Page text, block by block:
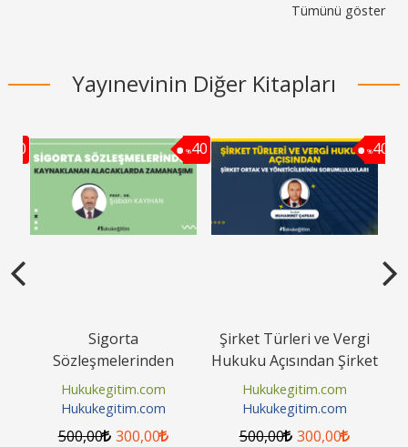
Tümünü göster
Yayınevinin Diğer Kitapları
40 %40
Sigorta
Sözleşmelerinden
Kaynaklanan
Alacaklarda Zamanaşımı
Video Eğitimi
Hukukegitim.com
Hukukegitim.com
500,00 300,00
%40
Şirket Türleri ve Vergi
Hukuku Açısından Şirket
Ortak ve
Yöneticilerinin...
Hukukegitim.com
Hukukegitim.com
500,00 300,00